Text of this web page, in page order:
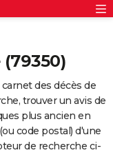
des décès de
trouver un avis de
plus ancien en
code postal) d'une
de recherche ci-